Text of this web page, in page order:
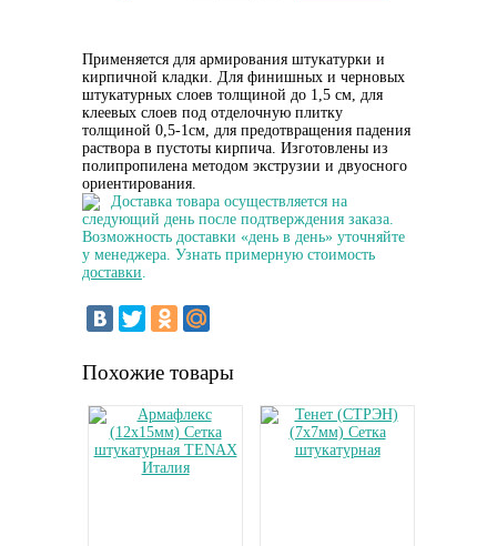
Применяется для армирования штукатурки и
кирпичной кладки. Для финишных и черновых
штукатурных слоев толщиной до 1,5 см, для
клеевых слоев под отделочную плитку
толщиной 0,5-1см, для предотвращения падения
раствора в пустоты кирпича. Изготовлены из
полипропилена методом экструзии и двуосного
ориентирования.
Доставка товара осуществляется на
следующий день после подтверждения заказа.
Возможность доставки «день в день» уточняйте
у менеджера. Узнать примерную стоимость
доставки.
Похожие товары